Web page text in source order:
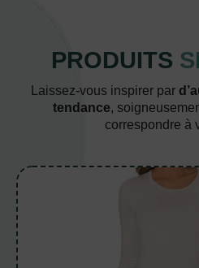
PRODUITS
Laissez-vous inspirer par
tendance,
correspondre à